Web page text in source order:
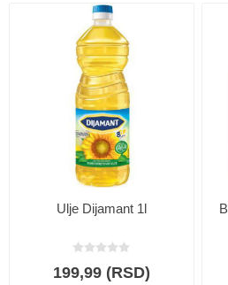
Ulje Dijamant 1l
199,99 (RSD)